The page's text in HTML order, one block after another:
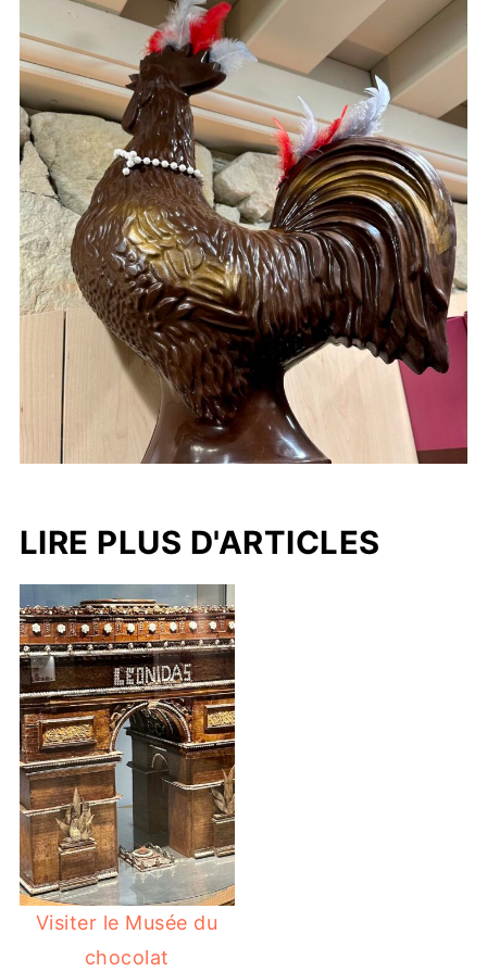
LIRE PLUS D'ARTICLES
Visiter le Musée du
chocolat